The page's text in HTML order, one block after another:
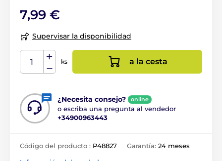
7,99 €
Supervisar la disponibilidad
ks a la cesta
¿Necesita consejo? online
o escriba una pregunta al vendedor
+34900963443
Código del producto : P48827 Garantía: 24 meses